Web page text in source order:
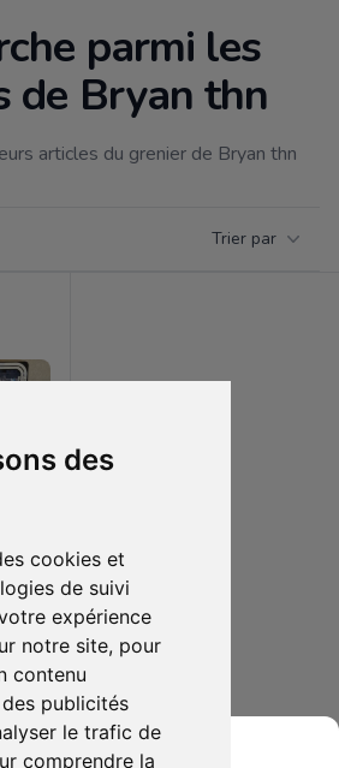
des
cookies et
de suivi
expérience
notre site, pour
contenu
publicités
le trafic de
comprendre la
parmi les
de Bryan thn
articles du grenier de Bryan thn
Trier par
1